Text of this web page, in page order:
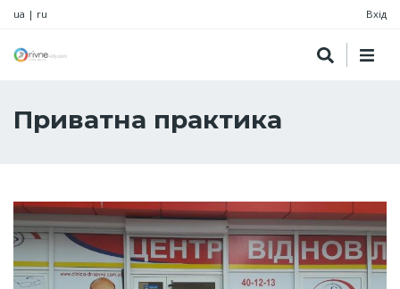
ua | ru Вхід
Приватна практика